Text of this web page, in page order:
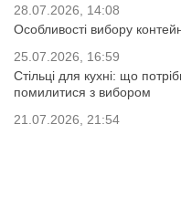
28.07.2026, 14:08
Особливості вибору
25.07.2026, 16:59
Стільці для кухні: що
помилитися з вибором
21.07.2026, 21:54